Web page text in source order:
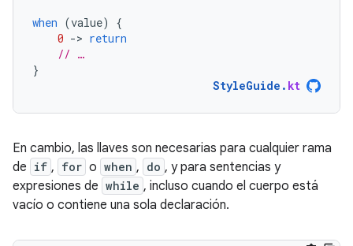
when (value)
{
0 -> return
// …
}
StyleGuide . kt
En cambio, las llaves son necesarias para cualquier rama
de if , for o when , do , y para sentencias y
expresiones de while , incluso cuando el cuerpo está
vacío o contiene una sola declaración.